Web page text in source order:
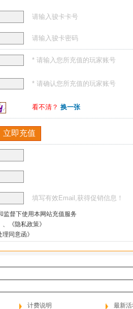
请输入骏卡卡号
请输入骏卡密码
* 请输入您所充值的玩家账号
* 请确认您所充值的玩家账号
看不清？ 换一张
填写有效Email,获得促销信息！
监督下使用本网站充值服务
、
《隐私政策》
同意函》
计费说明 最新